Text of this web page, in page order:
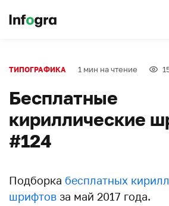
ТИПОГРАФИКА 1 мин на чтение
Бесплатные
кириллические
#124
Подборка бесплатных
шрифтов за май 2017 года.